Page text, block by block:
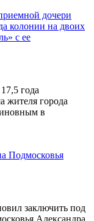
колонии на двоих
с ее
года
жителя города
в
Подмосковья
заключить под
Александра